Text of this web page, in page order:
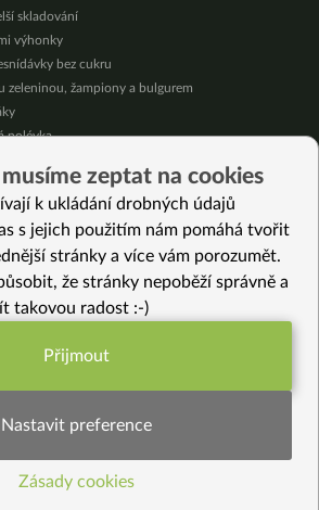
skladování
výhonky
bez cukru
zeleninou, žampiony a bulgurem
polévka
bylinkami
mungo
a cibulí
i slané koláče (i bez lepku!)
musíme zeptat na cookies
k ukládání drobných údajů
s jejich použitím nám pomáhá tvořit
stránky a více vám porozumět.
že stránky nepoběží správně a
takovou radost :-)
potřebujeme (vždy
lepší obsah
Přijmout
Nastavit preference
Zásady cookies